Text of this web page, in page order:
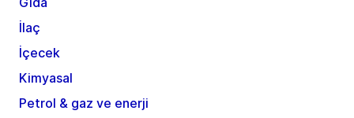
İlaç
İçecek
Kimyasal
Petrol & gaz ve enerji